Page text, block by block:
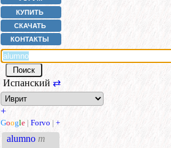
КУПИТЬ
СКАЧАТЬ
КОНТАКТЫ
Испанский ⇄
+
Google | Forvo | +
alumno m